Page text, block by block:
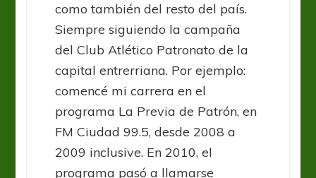
como también del resto del país.
Siempre siguiendo la campaña
del Club Atlético Patronato de la
capital entrerriana. Por ejemplo:
comencé mi carrera en el
programa La Previa de Patrón, en
FM Ciudad 99.5, desde 2008 a
2009 inclusive. En 2010, el
programa pasó a llamarse